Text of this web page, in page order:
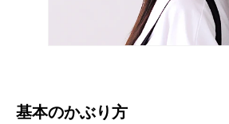
基本のかぶり方